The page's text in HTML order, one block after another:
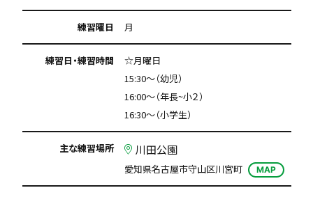
練習曜日 月
練習日・練習時間
☆月曜日
15:30～（幼児）
16:00～（年長~小２）
16:30～（小学生）
主な練習場所 川田公園
愛知県名古屋市守山区川宮町 MAP